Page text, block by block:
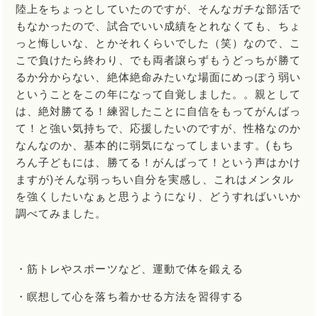
陸上をちょっとしていたのですが、そんなガチな部活で
もなかったので、試合でいい成績をとれなくても、ちょ
っと悔しいな、とかそれくらいでした（笑）なので、こ
こで負けたら終わり、でも両者譲らずもうどっちが勝て
るか分からない、絶体絶命みたいな場面にめっぽう弱い
ということをこの年になって自覚しました。。親として
は、絶対勝てる！練習したことに自信をもってがんばっ
て！と強い気持ちで、応援したいのですが、性格なのか
なんなのか、基本的に弱気になってしまいます。(もち
ろん子どもには、勝てる！がんばって！という声はかけ
ますが)そんな弱っちい自分を実感し、これはメンタル
を強くしたいなぁと思うようになり、どうすればいいか
調べてみました。
・筋トレやスポーツなど、運動で体を鍛える
・瞑想して心を落ち着かせる方法を習得する